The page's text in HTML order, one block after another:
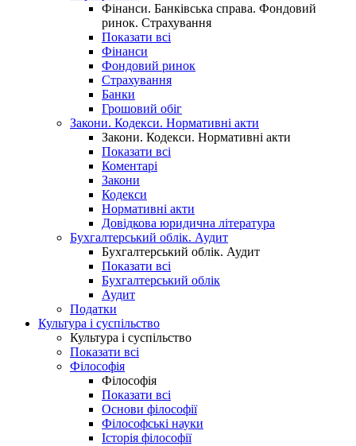
Фінанси. Банківська справа. Фондовий
ринок. Страхування
Показати всі
Фінанси
Фондовий ринок
Страхування
Банки
Грошовий обіг
Закони. Кодекси. Нормативні акти
Закони. Кодекси. Нормативні акти
Показати всі
Коментарі
Закони
Кодекси
Нормативні акти
Довідкова юридична література
Бухгалтерський облік. Аудит
Бухгалтерський облік. Аудит
Показати всі
Бухгалтерський облік
Аудит
Податки
Культура і суспільство
Культура і суспільство
Показати всі
Філософія
Філософія
Показати всі
Основи філософії
Філософські науки
Історія філософії